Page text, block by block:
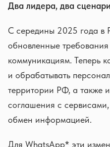
Два лидера, два
С середины 2025 года в
обновленные
коммуникациям. Теперь
и обрабатывать
территории РФ, а также
соглашения с
обмен информацией.
Для WhatsApp* эти